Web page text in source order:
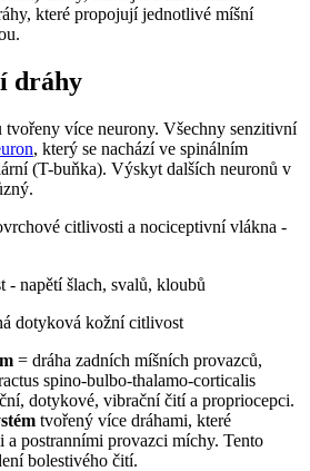
které propojují jednotlivé míšní
dráhy
více neurony. Všechny senzitivní
, který se nachází ve spinálním
(T-buňka). Výskyt dalších neuronů v
citlivosti a nociceptivní vlákna -
napětí šlach, svalů, kloubů
dotyková kožní citlivost
= dráha zadních míšních provazců,
spino-bulbo-thalamo-corticalis
dotykové, vibrační čití a propriocepci.
tvořený více dráhami, které
a postranními provazci míchy. Tento
bolestivého čití.